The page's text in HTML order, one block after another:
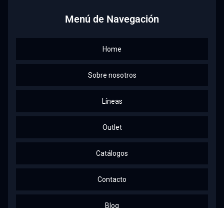
Menú de Navegación
Home
Sobre nosotros
Líneas
Outlet
Catálogos
Contacto
Blog